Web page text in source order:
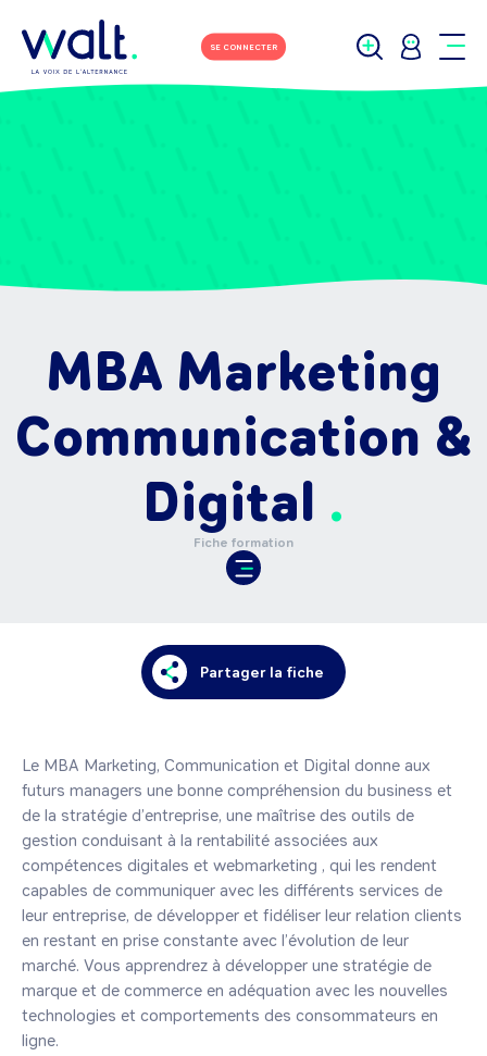
SE CONNECTER
MBA Marketing
Communication &
Digital
Fiche formation
Partager la fiche
Le MBA Marketing, Communication et Digital donne aux
futurs managers une bonne compréhension du business et
de la stratégie d’entreprise, une maîtrise des outils de
gestion conduisant à la rentabilité associées aux
compétences digitales et webmarketing , qui les rendent
capables de communiquer avec les différents services de
leur entreprise, de développer et fidéliser leur relation clients
en restant en prise constante avec l’évolution de leur
marché. Vous apprendrez à développer une stratégie de
marque et de commerce en adéquation avec les nouvelles
technologies et comportements des consommateurs en
ligne.